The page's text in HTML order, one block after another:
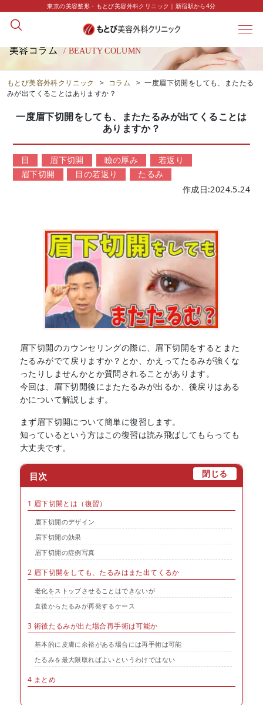
東京の美容整形・もとび美容外科クリニック｜新宿駅から4分
美容コラム / BEAUTY COLUMN
もとび美容外科クリニック > コラム > 一度眉下切開をしても、またたる
みが出てくることはありますか？
一度眉下切開をしても、またたるみが出てくることは
ありますか？
目 眉下切開 瞼の厚み
若返り
眉下切開
目の若返り たるみ
作成日:2024.5.24
眉下切開のカウンセリングの際に、眉下切開をするとまた
たるみがでて戻りますか？とか、かえってたるみが強くな
ったりしませんかとか質問されることがあります。
今回は、眉下切開後にまたたるみが出るか、後戻りはある
かについて解説します。
まず眉下切開について簡単に復習します。
知っているという方はこの復習は読み飛ばしてもらっても
大丈夫です。
目次 閉じる
1 眉下切開とは（復習）
眉下切開のデザイン
眉下切開の効果
眉下切開の症例写真
2 眉下切開をしても、たるみはまた出てくるか
老化をストップさせることはできないが
直後からたるみが再発するケース
3 術後たるみが出た場合再手術は可能か
基本的に皮膚に余裕がある場合には再手術は可能
たるみを最大限取ればよいというわけではない
4 まとめ